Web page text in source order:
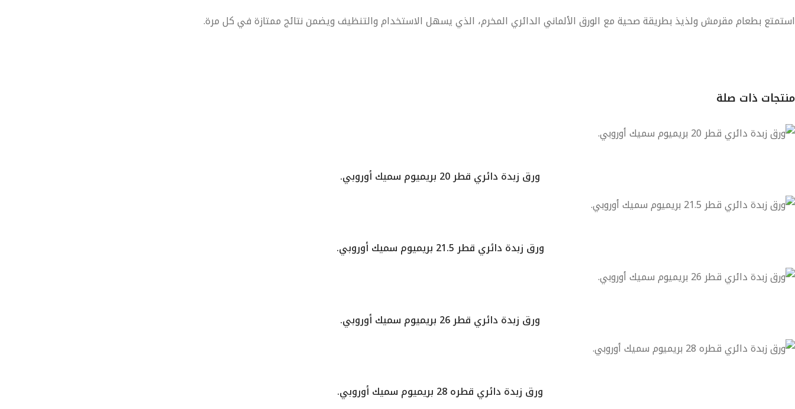
استمتع بطعام مقرمش ولذيذ بطريقة صحية مع الورق الألماني الدائري المخرم، الذي يسهل الاستخدام والتنظيف ويضمن نتائج ممتازة في كل مرة.
منتجات ذات صلة
ورق زبدة دائري قطر 20 بريميوم سميك أوروبي.
ورق زبدة دائري قطر 21.5 بريميوم سميك أوروبي.
ورق زبدة دائري قطر 26 بريميوم سميك أوروبي.
ورق زبدة دائري قطره 28 بريميوم سميك أوروبي.